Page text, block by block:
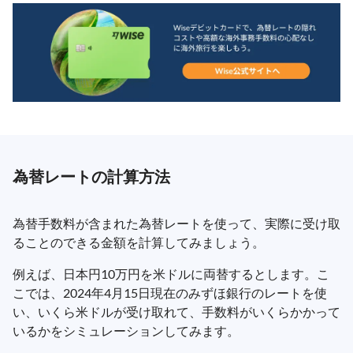
為替レートの計算方法
為替手数料が含まれた為替レートを使って、実際に受け取
ることのできる金額を計算してみましょう。
例えば、日本円10万円を米ドルに両替するとします。こ
こでは、2024年4月15日現在のみずほ銀行のレートを使
い、いくら米ドルが受け取れて、手数料がいくらかかって
いるかをシミュレーションしてみます。